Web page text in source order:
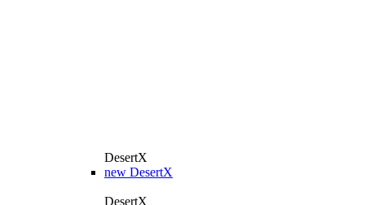
DesertX
new DesertX
DesertX